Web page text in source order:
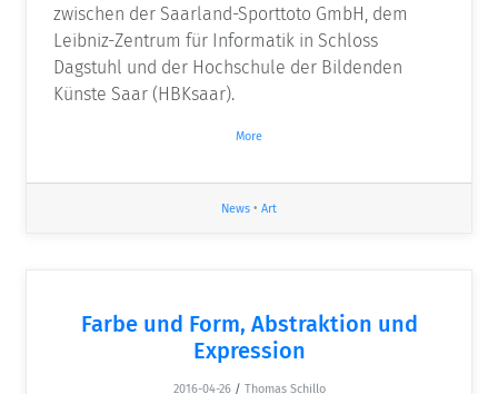
zwischen der Saarland-Sporttoto GmbH, dem
Leibniz-Zentrum für Informatik in Schloss
Dagstuhl und der Hochschule der Bildenden
Künste Saar (HBKsaar).
More
News • Art
Farbe und Form, Abstraktion und
Expression
2016-04-26 / Thomas Schillo